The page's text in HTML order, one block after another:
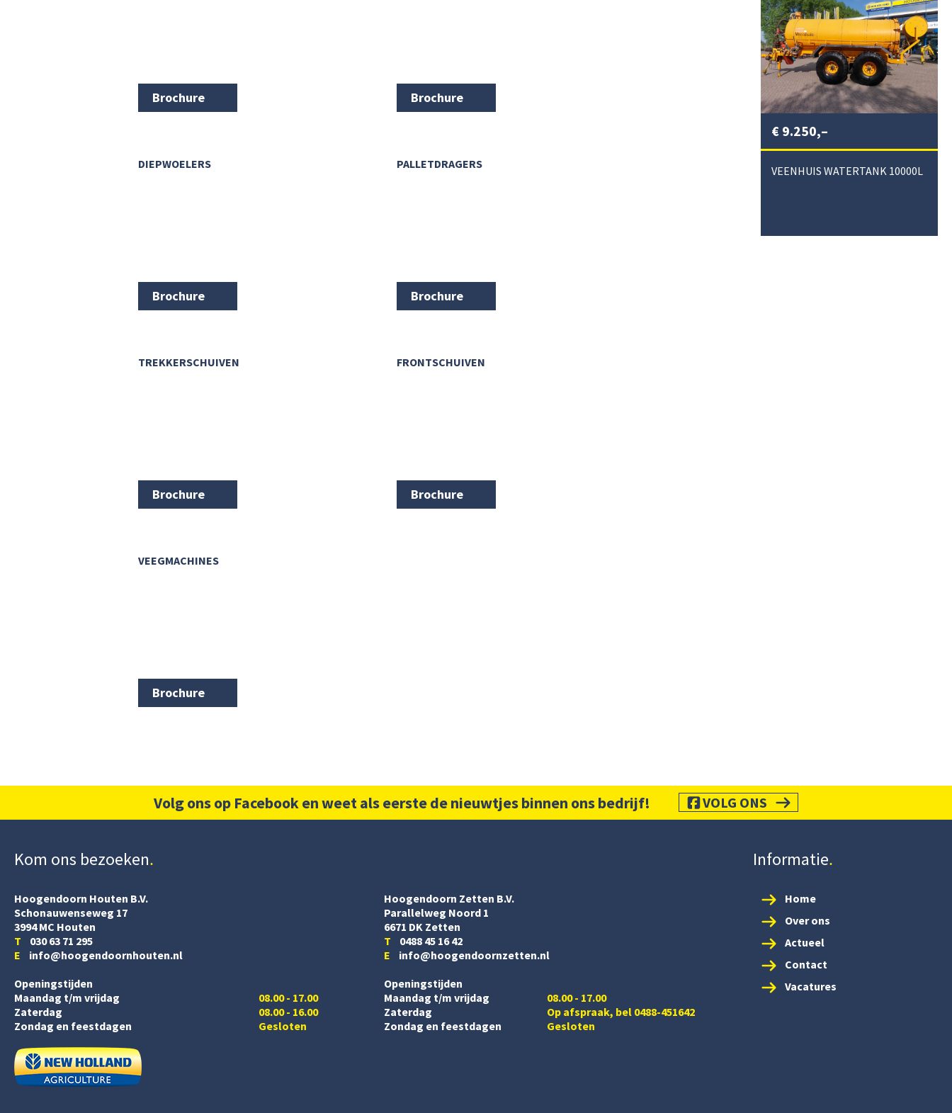
Brochure Brochure
DIEPWOELERS
Brochure
PALLETDRAGERS
Brochure
TREKKERSCHUIVEN
Brochure
FRONTSCHUIVEN
Brochure
VEEGMACHINES
Brochure
€ 9.250,–
VEENHUIS WATERTANK 10000L
Volg ons op Facebook en weet als eerste de nieuwtjes binnen ons bedrijf! VOLG ONS
Kom ons bezoeken
Hoogendoorn Houten B.V.
Schonauwenseweg 17
3994 MC Houten
T 030 63 71 295
E info@hoogendoornhouten.nl
Openingstijden
Maandag t/m vrijdag
Zaterdag
08.00 - 17.00
08.00 - 16.00
Zondag en feestdagen
Gesloten
Hoogendoorn Zetten B.V.
Parallelweg Noord 1
6671 DK Zetten
T 0488 45 16 42
E info@hoogendoornzetten.nl
Openingstijden
Maandag t/m vrijdag
08.00 - 17.00
Zaterdag
Op afspraak, bel 0488-451642
Zondag en feestdagen
Gesloten
Informatie
Home
Over ons
Actueel
Contact
Vacatures